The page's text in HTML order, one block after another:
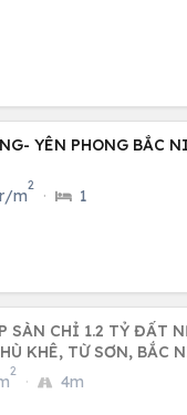
YÊN PHONG BẮC
m
2
· 1
NỀN TẠI KĐT PHÙ KHÊ,
KHÊ, TỪ SƠN, BẮC
2
· 4m